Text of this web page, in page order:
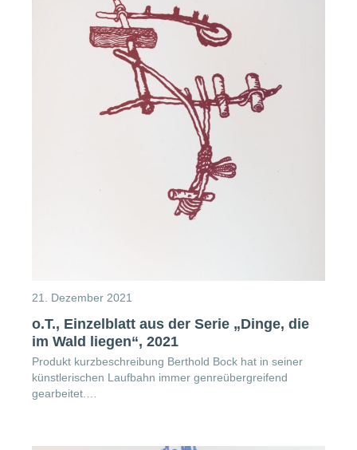
21. Dezember 2021
o.T., Einzelblatt aus der Serie „Dinge, die
im Wald liegen“, 2021
Produkt kurzbeschreibung Berthold Bock hat in seiner
künstlerischen Laufbahn immer genreübergreifend
gearbeitet.…